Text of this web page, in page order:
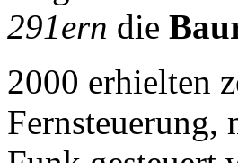
291ern die
2000 erhielten
Fernsteuerung,